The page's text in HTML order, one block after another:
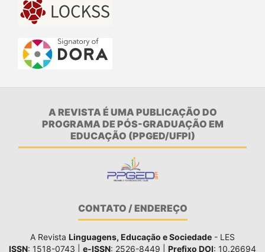
A REVISTA É UMA PUBLICAÇÃO DO
PROGRAMA DE PÓS-GRADUAÇÃO EM
EDUCAÇÃO (PPGED/UFPI)
CONTATO / ENDEREÇO
A Revista Linguagens, Educação e Sociedade - LES
ISSN: 1518-0743 | e-ISSN: 2526-8449 | Prefixo DOI: 10.26694